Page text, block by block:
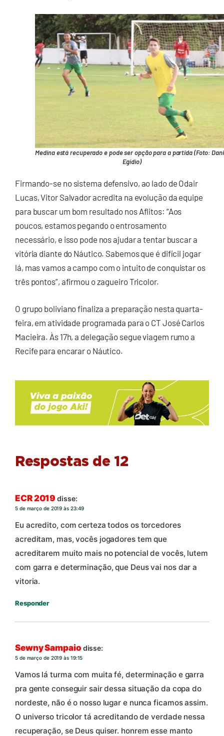
Medina está recuperado e pode ser opção para a partida (Foto:
Egídio)
Firmando-se no sistema defensivo, ao lado de Odair
Lucas, Vitor Salvador acredita na evolução da equipe
para buscar um bom resultado nos Aflitos: “Aos
poucos, estamos pegando o entrosamento
necessário, e isso pode nos ajudar a tentar buscar a
vitória diante do Náutico. Sabemos que é difícil jogar
lá, mas vamos a campo com o intuito de conquistar os
três pontos”, afirmou o zagueiro Tricolor.
O grupo boliviano finaliza a preparação nesta quarta-
feira, em atividade programada para o CT José Carlos
Macieira. Às 17h, a delegação segue viagem rumo a
Recife para encarar o Náutico.
Respostas de 12
ECR 2019 disse:
5 de março de 2019 às 23:49
Eu acredito, com certeza todos os torcedores
acreditam, mas, vocês jogadores tem que
acreditarem muito mais no potencial de vocês, lutem
com garra e determinação, que Deus vai nos dar a
vitoria.
Responder
Sewny Sampaio disse:
5 de março de 2019 às 19:15
Vamos lá turma com muita fé, determinação e garra
pra gente conseguir sair dessa situação da copa do
nordeste, não é o nosso lugar e nunca ficamos assim.
O universo tricolor tá acreditando de verdade nessa
recuperação, se Deus quiser. honrem esse manto